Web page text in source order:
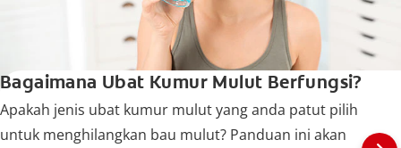
Bagaimana Ubat Kumur Mulut Berfungsi?
Apakah jenis ubat kumur mulut yang anda patut pilih
untuk menghilangkan bau mulut? Panduan ini akan